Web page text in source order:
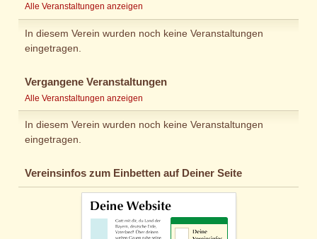
Alle Veranstaltungen anzeigen
In diesem Verein wurden noch keine Veranstaltungen
eingetragen.
Vergangene Veranstaltungen
Alle Veranstaltungen anzeigen
In diesem Verein wurden noch keine Veranstaltungen
eingetragen.
Vereinsinfos zum Einbetten auf Deiner Seite